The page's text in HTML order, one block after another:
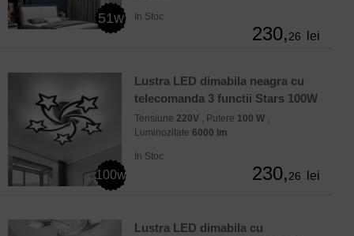
51w In Stoc
230,26 lei
100w
Lustra LED dimabila neagra cu
telecomanda 3 functii Stars 100W
Tensiune 220V , Putere 100 W ,
Luminozitate 6000 lm
In Stoc
230,26 lei
Lustra LED dimabila cu